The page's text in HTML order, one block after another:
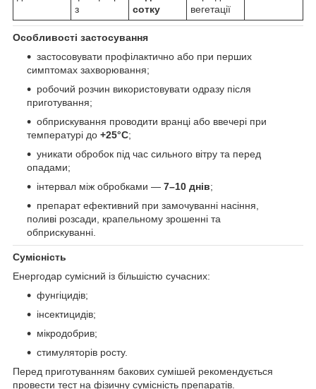
з
сотку
вегетації
Особливості застосування
застосовувати профілактично або при перших
симптомах захворювання;
робочий розчин використовувати одразу після
приготування;
обприскування проводити вранці або ввечері при
температурі до +25°C;
уникати обробок під час сильного вітру та перед
опадами;
інтервал між обробками — 7–10 днів;
препарат ефективний при замочуванні насіння,
поливі розсади, крапельному зрошенні та
обприскуванні.
Сумісність
Енергодар сумісний із більшістю сучасних:
фунгіцидів;
інсектицидів;
мікродобрив;
стимуляторів росту.
Перед приготуванням бакових сумішей рекомендується
провести тест на фізичну сумісність препаратів.